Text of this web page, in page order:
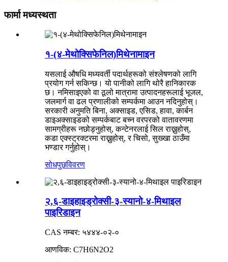
फार्मा मध्यस्थता
१-(४-मेथोक्सिफेनिल)मिथेनामाइन
यसलाई औषधि मध्यवर्ती पदार्थहरूको संश्लेषणको लागि
प्रयोग गर्न सकिन्छ। यो पानीको लागि थोरै हानिकारक
छ। नमिसाइएको वा ठूलो मात्रामा उत्पादनहरूलाई भूजल,
जलमार्ग वा ढल प्रणालीको सम्पर्कमा आउन नदिनुहोस्।
सरकारी अनुमति बिना, अक्साइड, एसिड, हावा, कार्बन
डाइअक्साइडको सम्पर्कबाट बच्न वरपरको वातावरणमा
सामग्रीहरू नछोड्नुहोस्, कन्टेनरलाई सिल राख्नुहोस्,
कडा एक्स्ट्रक्टरमा राख्नुहोस्, र चिसो, सुख्खा ठाउँमा
भण्डार गर्नुहोस्।
सोधपुछविवरण
२,६-डाइहाइड्रोक्सी-३-स्यानो-४-मिथाइल
पाइरिडाइन
CAS नम्बर: ५४४४-०२-०
आणविक: C7H6N2O2